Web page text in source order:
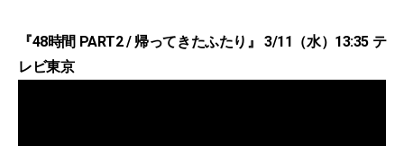
『48時間 PART2 / 帰ってきたふたり』 3/11（水）13:35 テ
レビ東京